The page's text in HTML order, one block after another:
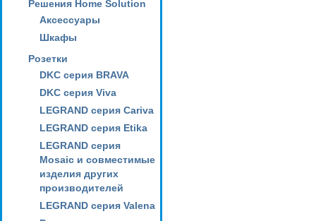
Решения Home Solution
Аксессуары
Шкафы
Розетки
DKC серия BRAVA
DKC серия Viva
LEGRAND серия Cariva
LEGRAND серия Etika
LEGRAND серия
Mosaic и совместимые
изделия других
производителей
LEGRAND серия Valena